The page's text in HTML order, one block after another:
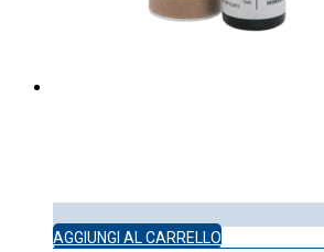
AGGIUNGI AL CARRELLO